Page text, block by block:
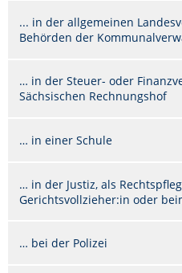
... in der allgemeinen
Behörden der
… in der Steuer- oder
Sächsischen Rechnungshof
… in einer Schule
… in der Justiz, als
Gerichtsvollzieher:in oder
… bei der Polizei